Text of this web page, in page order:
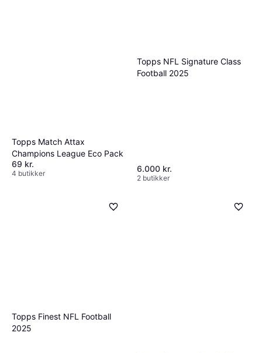
Topps Match Attax
Champions League Eco Pack
69 kr.
4 butikker
Topps NFL Signature Class
Football 2025
6.000 kr.
2 butikker
Topps Finest NFL Football
2025